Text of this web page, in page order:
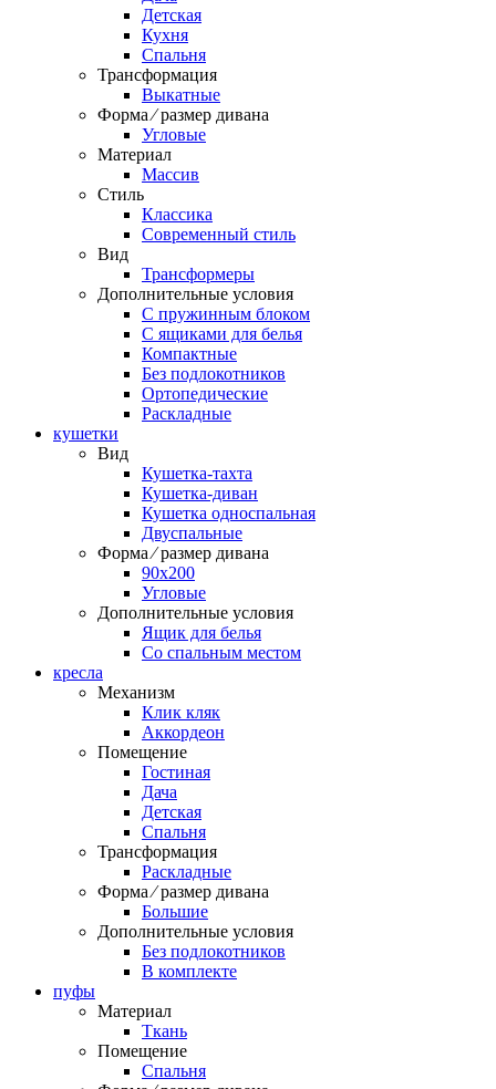
Детская
Кухня
Спальня
Трансформация
Выкатные
Форма ⁄ размер дивана
Угловые
Материал
Массив
Стиль
Классика
Современный стиль
Вид
Трансформеры
Дополнительные условия
С пружинным блоком
С ящиками для белья
Компактные
Без подлокотников
Ортопедические
Раскладные
кушетки
Вид
Кушетка-тахта
Кушетка-диван
Кушетка односпальная
Двуспальные
Форма ⁄ размер дивана
90х200
Угловые
Дополнительные условия
Ящик для белья
Со спальным местом
кресла
Механизм
Клик кляк
Аккордеон
Помещение
Гостиная
Дача
Детская
Спальня
Трансформация
Раскладные
Форма ⁄ размер дивана
Большие
Дополнительные условия
Без подлокотников
В комплекте
пуфы
Материал
Ткань
Помещение
Спальня